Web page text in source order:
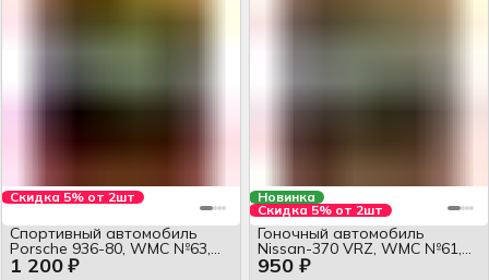
Скидка 5% от 2шт
1 200 ₽
Спортивный автомобиль
Porsche 936-80, WMC №63,
1:25, журнал
Новинка
Скидка 5% от 2шт
950 ₽
Гоночный автомобиль
Nissan-370 VRZ, WMC №61,
1:25, журнал